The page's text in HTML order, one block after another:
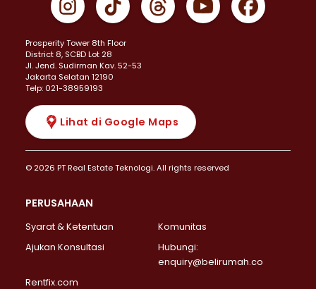
Prosperity Tower 8th Floor
District 8, SCBD Lot 28
JI. Jend. Sudirman Kav. 52-53
Jakarta Selatan 12190
Telp: 021-38959193
Lihat di Google Maps
© 2026 PT Real Estate Teknologi. All rights reserved
PERUSAHAAN
Syarat & Ketentuan
Komunitas
Ajukan Konsultasi
Hubungi:
enquiry@belirumah.co
Rentfix.com